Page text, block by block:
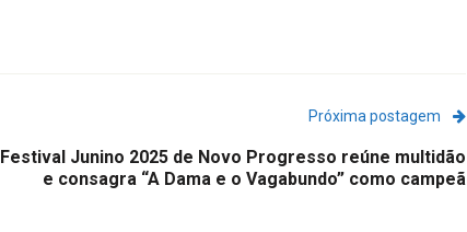
Próxima postagem
Festival Junino 2025 de Novo Progresso reúne multidão
e consagra “A Dama e o Vagabundo” como campeã